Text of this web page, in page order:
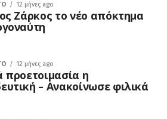
12 μήνες ago
Ζάρκος το νέο απόκτημα
12 μήνες ago
προετοιμασία η
– Ανακοίνωσε φιλικά